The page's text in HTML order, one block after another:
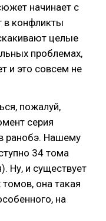
начинает с
в конфликты
целые
проблемах,
и это совсем не
пожалуй,
серия
ранобэ. Нашему
34 тома
Ну, и существует
она такая
на